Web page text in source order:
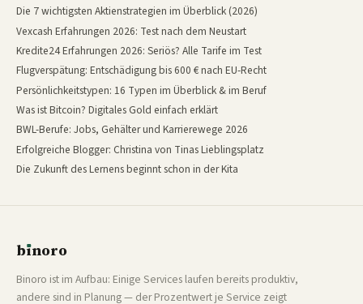
Die 7 wichtigsten Aktienstrategien im Überblick (2026)
Vexcash Erfahrungen 2026: Test nach dem Neustart
Kredite24 Erfahrungen 2026: Seriös? Alle Tarife im Test
Flugverspätung: Entschädigung bis 600 € nach EU-Recht
Persönlichkeitstypen: 16 Typen im Überblick & im Beruf
Was ist Bitcoin? Digitales Gold einfach erklärt
BWL-Berufe: Jobs, Gehälter und Karrierewege 2026
Erfolgreiche Blogger: Christina von Tinas Lieblingsplatz
Die Zukunft des Lernens beginnt schon in der Kita
bınoro
Binoro ist im Aufbau: Einige Services laufen bereits produktiv,
andere sind in Planung — der Prozentwert je Service zeigt